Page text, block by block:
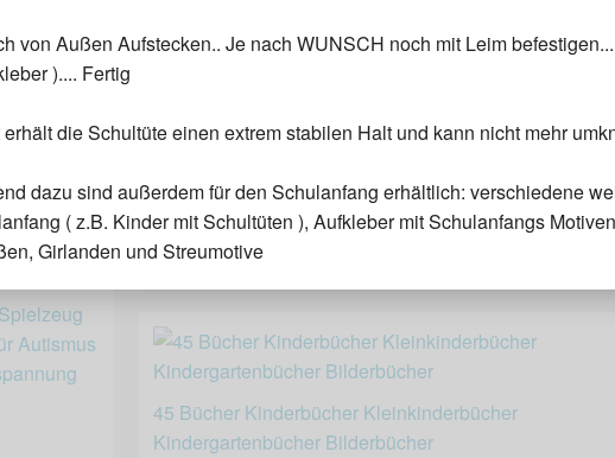
ROM,
Dual
24,99 €
Nikon D 750 D750 Prof. DSLR Digitalkamera ?
Spiegelreflex ? Neuwertig mit OVP
1.244,56 €
Autismus
45 Bücher Kinderbücher Kleinkinderbücher
Kindergartenbücher Bilderbücher
von Außen Aufstecken.. Je nach WUNSCH noch mit Leim
).... Fertig
die Schultüte einen extrem stabilen Halt und kann nicht mehr
dazu sind außerdem für den Schulanfang erhältlich: verschiedene
( z.B. Kinder mit Schultüten ), Aufkleber mit Schulanfangs
Girlanden und Streumotive